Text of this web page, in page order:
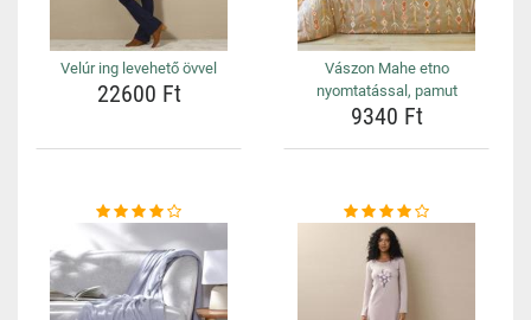
Velúr ing levehető övvel
22600 Ft
Vászon Mahe etno
nyomtatással, pamut
9340 Ft